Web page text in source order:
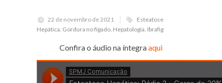
22 de novembro de 2021
Esteatose
Hepática, Gordura no fígado, Hepatologia, Ibrafig
Confira o áudio na íntegraaqui